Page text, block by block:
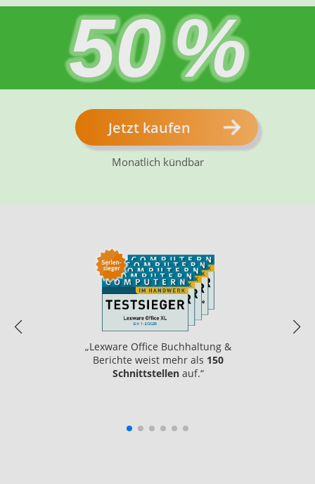
50%
Jetzt kaufen
Monatlich kündbar
„Lexware Office Buchhaltung &
Berichte weist mehr als 150
Schnittstellenauf.“